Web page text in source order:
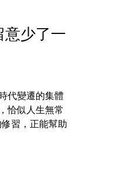
意少了一
代變遷的集體
恰似人生無常
習，正能幫助